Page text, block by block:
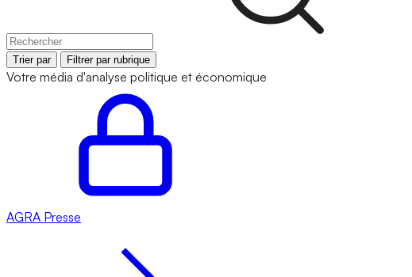
Trier par Filtrer par rubrique
Votre média d'analyse politique et économique
AGRA Presse